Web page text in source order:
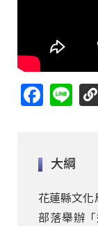
Facebook
Line
大綱
花蓮縣文化
部落舉辦